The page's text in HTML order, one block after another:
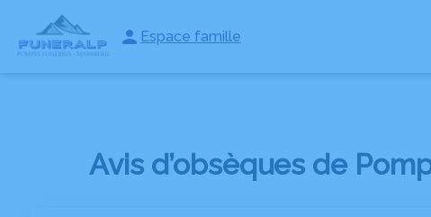
Espace famille
NOS SERVICES NOS AGENCES
Avis d’obsèques de